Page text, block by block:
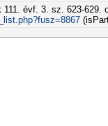
111. évf. 3. sz. 623-629.